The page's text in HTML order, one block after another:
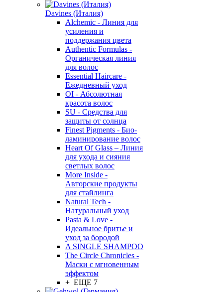
Davines (Италия)
Alchemic - Линия для
усиления и
поддержания цвета
Authentic Formulas -
Органическая линия
для волос
Essential Haircare -
Eжедневный уход
OI - Абсолютная
красота волос
SU - Средства для
защиты от солнца
Finest Pigments - Био-
ламинирование волос
Heart Of Glass – Линия
для ухода и сияния
светлых волос
More Inside -
Авторские продукты
для стайлинга
Natural Tech -
Натуральный уход
Pasta & Love -
Идеальное бритье и
уход за бородой
A SINGLE SHAMPOO
The Circle Chronicles -
Маски с мгновенным
эффектом
+ ЕЩЕ 7